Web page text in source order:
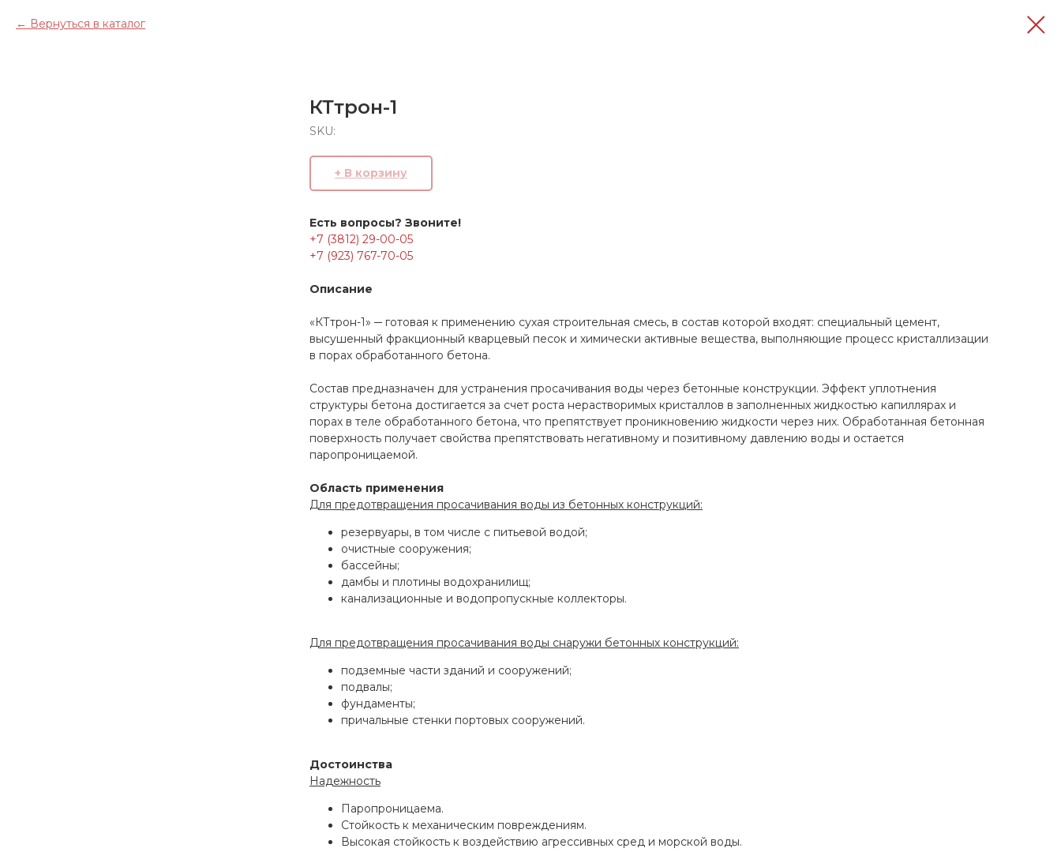
Вернуться в каталог
КТтрон-1
SKU:
+ В корзину
Есть вопросы? Звоните!
+7 (3812) 29-00-05
+7 (923) 767-70-05
Описание
«КТтрон-1» ─ готовая к применению сухая строительная смесь, в состав которой входят: специальный цемент,
высушенный фракционный кварцевый песок и химически активные вещества, выполняющие процесс кристаллизации
в порах обработанного бетона.
Состав предназначен для устранения просачивания воды через бетонные конструкции. Эффект уплотнения
структуры бетона достигается за счет роста нерастворимых кристаллов в заполненных жидкостью капиллярах и
порах в теле обработанного бетона, что препятствует проникновению жидкости через них. Обработанная бетонная
поверхность получает свойства препятствовать негативному и позитивному давлению воды и остается
паропроницаемой.
Область применения
Для предотвращения просачивания воды из бетонных конструкций:
резервуары, в том числе с питьевой водой;
очистные сооружения;
бассейны;
дамбы и плотины водохранилищ;
канализационные и водопропускные коллекторы.
Для предотвращения просачивания воды снаружи бетонных конструкций:
подземные части зданий и сооружений;
подвалы;
фундаменты;
причальные стенки портовых сооружений.
Достоинства
Надежность
Паропроницаема.
Стойкость к механическим повреждениям.
Высокая стойкость к воздействию агрессивных сред и морской воды.